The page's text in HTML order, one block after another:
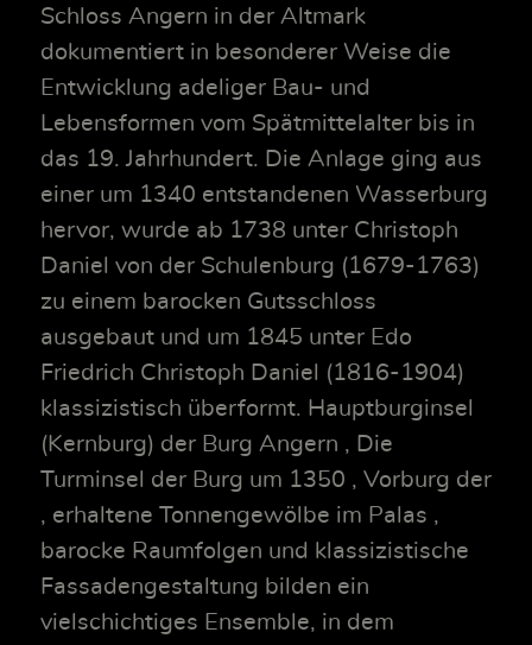
Schloss Angern in der Altmark
dokumentiert in besonderer Weise die
Entwicklung adeliger Bau- und
Lebensformen vom Spätmittelalter bis in
das 19. Jahrhundert. Die Anlage ging aus
einer um 1340 entstandenen Wasserburg
hervor, wurde ab 1738 unter Christoph
Daniel von der Schulenburg (1679-1763)
zu einem barocken Gutsschloss
ausgebaut und um 1845 unter Edo
Friedrich Christoph Daniel (1816-1904)
klassizistisch überformt. Hauptburginsel
(Kernburg) der Burg Angern , Die
Turminsel der Burg um 1350 , Vorburg der
, erhaltene Tonnengewölbe im Palas ,
barocke Raumfolgen und klassizistische
Fassadengestaltung bilden ein
vielschichtiges Ensemble, in dem